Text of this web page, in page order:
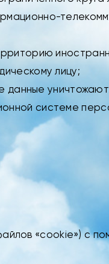
лицу;
данные
системе
«cookie») с